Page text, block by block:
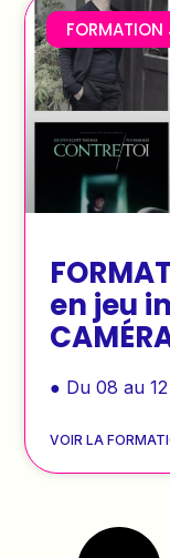
FORMATION
en jeu
● Du 08 au
VOIR LA